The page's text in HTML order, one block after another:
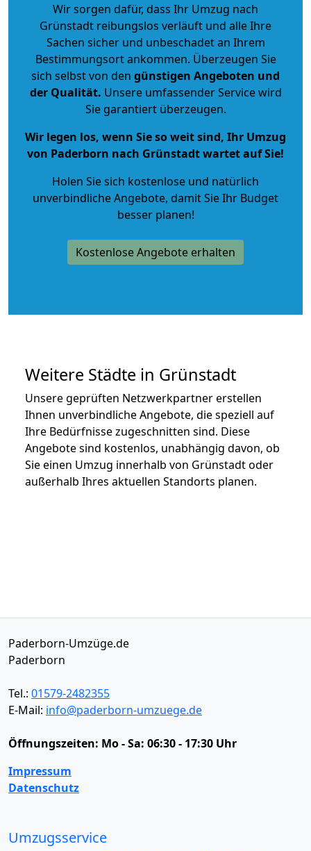
Wir sorgen dafür, dass Ihr Umzug nach
Grünstadt reibungslos verläuft und alle Ihre
Sachen sicher und unbeschadet an Ihrem
Bestimmungsort ankommen. Überzeugen Sie
sich selbst von den günstigen Angeboten und
der Qualität. Unsere umfassender Service wird
Sie garantiert überzeugen.
Wir legen los, wenn Sie so weit sind, Ihr Umzug
von Paderborn nach Grünstadt wartet auf Sie!
Holen Sie sich kostenlose und natürlich
unverbindliche Angebote, damit Sie Ihr Budget
besser planen!
Kostenlose Angebote erhalten
Weitere Städte in Grünstadt
Unsere geprüften Netzwerkpartner erstellen
Ihnen unverbindliche Angebote, die speziell auf
Ihre Bedürfnisse zugeschnitten sind. Diese
Angebote sind kostenlos, unabhängig davon, ob
Sie einen Umzug innerhalb von Grünstadt oder
außerhalb Ihres aktuellen Standorts planen.
Paderborn-Umzüge.de
Paderborn
Tel.: 01579-2482355
E-Mail: info@paderborn-umzuege.de
Öffnungszeiten: Mo - Sa: 06:30 - 17:30 Uhr
Impressum
Datenschutz
Umzugsservice